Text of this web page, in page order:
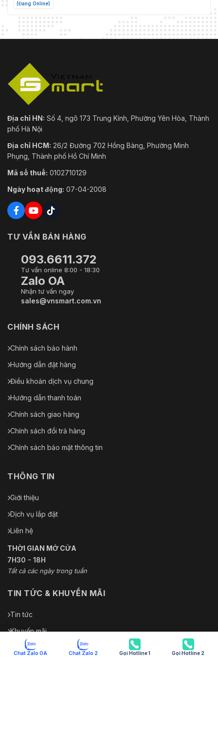
(Đang Online)
Địa chỉ HN: Số 4, ngõ 173 Trung Kính, Phường Yên Hòa, Thành
phố Hà Nội
Địa chỉ HCM: 26/2 Đường 702 Hồng Bàng, Phường Minh
Phụng, Thành phố Hồ Chí Minh
Mã số thuế: 0102710129
Ngày hoạt động: 07-04-2008
TƯ VẤN BÁN HÀNG
093.6611.372
Tư vấn online 8:00 - 18:30
Zalo OA
Nhận tư vấn ngay
sales@vnsmart.com.vn
CHÍNH SÁCH
Chính sách bảo hành
Hướng dẫn đặt hàng
Điều khoản dịch vụ chung
Hướng dẫn thanh toán
Chính sách giao hàng
Chính sách đổi trả hàng
Chính sách bảo mật thông tin
THÔNG TIN
Giới thiệu
Dịch vụ lắp đặt
Liên hệ
THỜI GIAN MỞ CỬA
7H30 - 18H
Tất cả các ngày trong tuần
TIN TỨC & KHUYẾN MÃI
Tin tức
Khuyến mãi
Hướng dẫn sử dụng thiết bị
Chat Zalo OA Chat Zalo 2 Gọi Hotline 1 Gọi Hotline 2